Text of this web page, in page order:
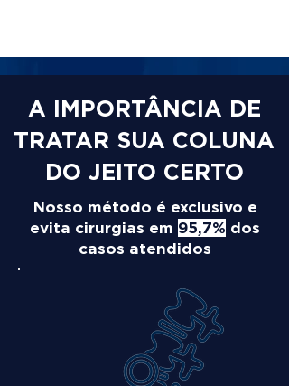
A IMPORTÂNCIA DE
TRATAR SUA COLUNA
DO JEITO CERTO
Nosso método é exclusivo e
evita cirurgias em 95,7% dos
casos atendidos